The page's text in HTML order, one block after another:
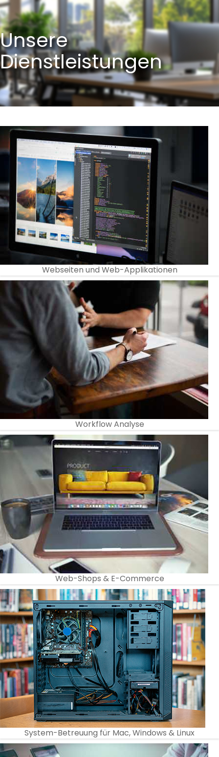
Unsere
Dienstleistungen
Webseiten und Web-Applikationen
Workflow Analyse
Web-Shops & E-Commerce
System-Betreuung für Mac, Windows & Linux